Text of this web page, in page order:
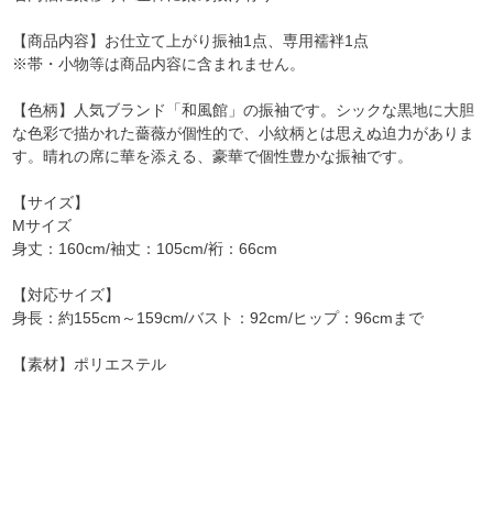
【商品内容】お仕立て上がり振袖1点、専用襦袢1点
※帯・小物等は商品内容に含まれません。
【色柄】人気ブランド「和風館」の振袖です。シックな黒地に大胆
な色彩で描かれた薔薇が個性的で、小紋柄とは思えぬ迫力がありま
す。晴れの席に華を添える、豪華で個性豊かな振袖です。
【サイズ】
Mサイズ
身丈：160cm/袖丈：105cm/裄：66cm
【対応サイズ】
身長：約155cm～159cm/バスト：92cm/ヒップ：96cmまで
【素材】ポリエステル